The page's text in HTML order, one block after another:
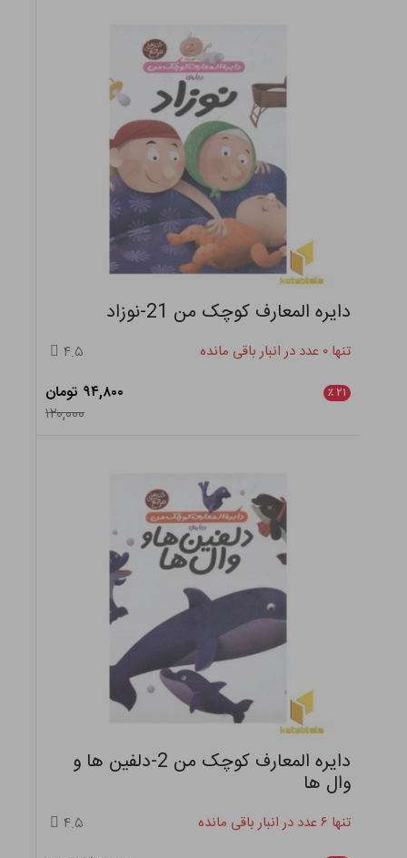
دایره المعارف کوچک من 21-نوزاد
تنها ۰ عدد در انبار باقی مانده ۴.۵
۲۱ ٪
۹۴,۸۰۰ تومان
۱۲۰,۰۰۰
دایره المعارف کوچک من 2-دلفین ها و
وال ها
تنها ۶ عدد در انبار باقی مانده ۴.۵